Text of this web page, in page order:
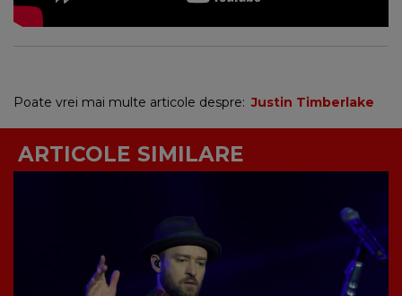
Poate vrei mai multe articole despre: Justin Timberlake
ARTICOLE SIMILARE